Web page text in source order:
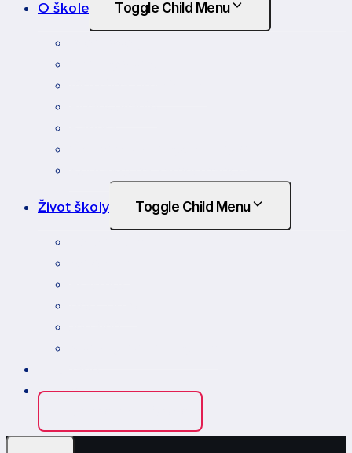
O škole Toggle Child Menu
Život školy Toggle Child Menu
Kontakt